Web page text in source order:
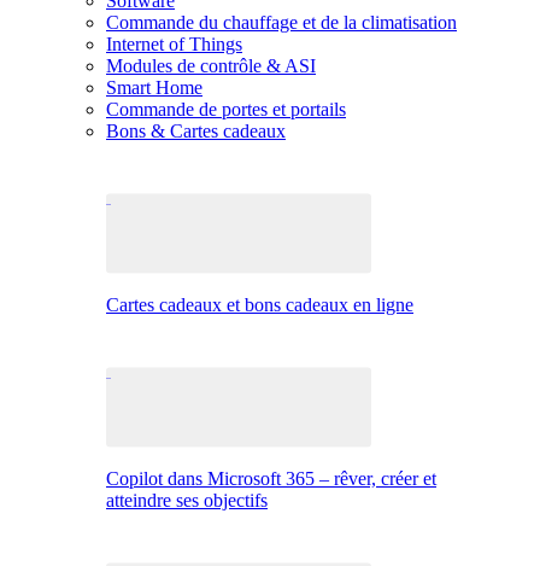
Commande du chauffage et de la climatisation
Internet of Things
Modules de contrôle & ASI
Smart Home
Commande de portes et portails
Bons & Cartes cadeaux
Cartes cadeaux et bons cadeaux en ligne
Copilot dans Microsoft 365 – rêver, créer et
atteindre ses objectifs